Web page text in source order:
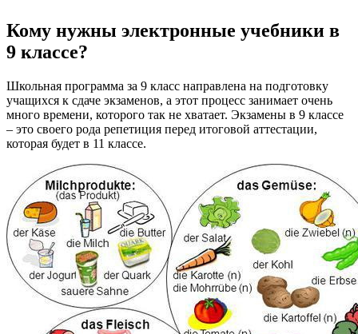
Кому нужны электронные учебники в
9 классе?
Школьная программа за 9 класс направлена на подготовку
учащихся к сдаче экзаменов, а этот процесс занимает очень
много времени, которого так не хватает. Экзамены в 9 классе
– это своего рода репетиция перед итоговой аттестации,
которая будет в 11 классе.